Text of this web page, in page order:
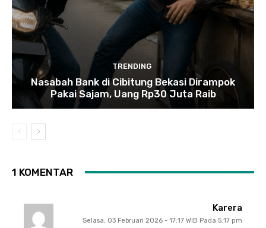
TRENDING
Nasabah Bank di Cibitung Bekasi Dirampok
Pakai Sajam, Uang Rp30 Juta Raib
1 KOMENTAR
Karera
Selasa, 03 Februari 2026 - 17:17 WIB Pada 5:17 pm